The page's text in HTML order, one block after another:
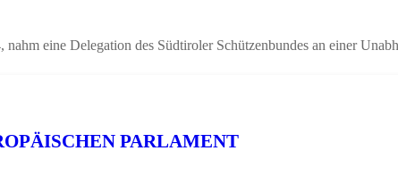
eine Delegation des Südtiroler Schützenbundes an einer
PARLAMENT